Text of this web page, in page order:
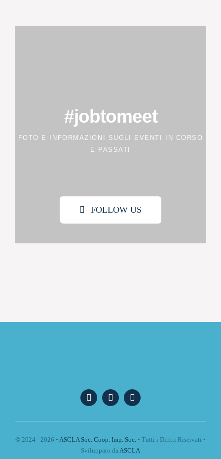
#jobtomeet
FOTO E INFORMAZIONI SUGLI EVENTI IN CORSO
E PASSATI
FOLLOW US
© 2024 - 2026 • ASCLA Soc. Coop. Imp. Soc. • Tutti i Diritti Riservati •
Sviluppato da ASCLA